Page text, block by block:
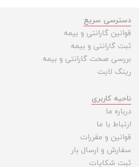
دسترسی سریع
قوانین گارانتی و بیمه
ثبت گارانتی و بیمه
بررسی صحت گارانتی و بیمه
رینگ لایت
ناحیه کاربری
درباره ما
ارتباط با ما
قوانین و مقررات
سفارش و ارسال بار
ثبت شکایات